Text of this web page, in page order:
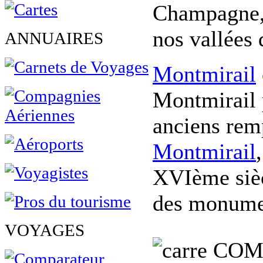
ANNUAIRES
VOYAGES
nos vallées
Montmirail
Montmirail
anciens
Montmirail
XVIème
des